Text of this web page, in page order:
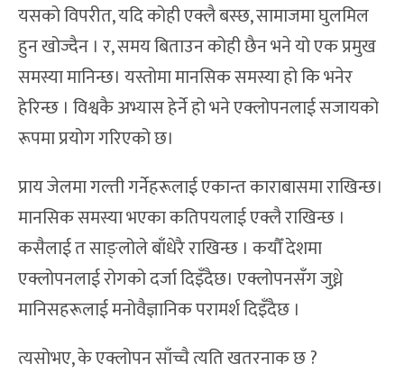
यसको विपरीत, यदि कोही एक्लै बस्छ, सामाजमा घुलमिल
हुन खोज्दैन । र, समय बिताउन कोही छैन भने यो एक प्रमुख
समस्या मानिन्छ। यस्तोमा मानसिक समस्या हो कि भनेर
हेरिन्छ । विश्वकै अभ्यास हेर्ने हो भने एक्लोपनलाई सजायको
रूपमा प्रयोग गरिएको छ।
प्राय जेलमा गल्ती गर्नेहरूलाई एकान्त काराबासमा राखिन्छ।
मानसिक समस्या भएका कतिपयलाई एक्लै राखिन्छ ।
कसैलाई त साङ्लोले बाँधेरै राखिन्छ । कयौँ देशमा
एक्लोपनलाई रोगको दर्जा दिइँदैछ। एक्लोपनसँग जुध्ने
मानिसहरूलाई मनोवैज्ञानिक परामर्श दिइँदैछ ।
त्यसोभए, के एक्लोपन साँच्चै त्यति खतरनाक छ ?